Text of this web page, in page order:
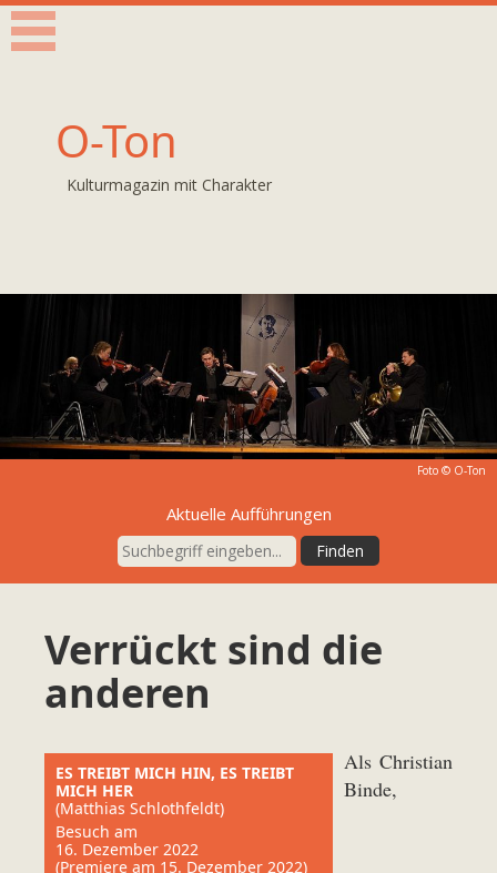
O-Ton
Kulturmagazin mit Charakter
Foto © O-Ton
Aktuelle Aufführungen
Verrückt sind die
anderen
ES TREIBT MICH HIN, ES TREIBT
MICH HER
(Matthias Schlothfeldt)
Besuch am
16. Dezember 2022
(Premiere am 15. Dezember 2022)
Als Christian
Binde,